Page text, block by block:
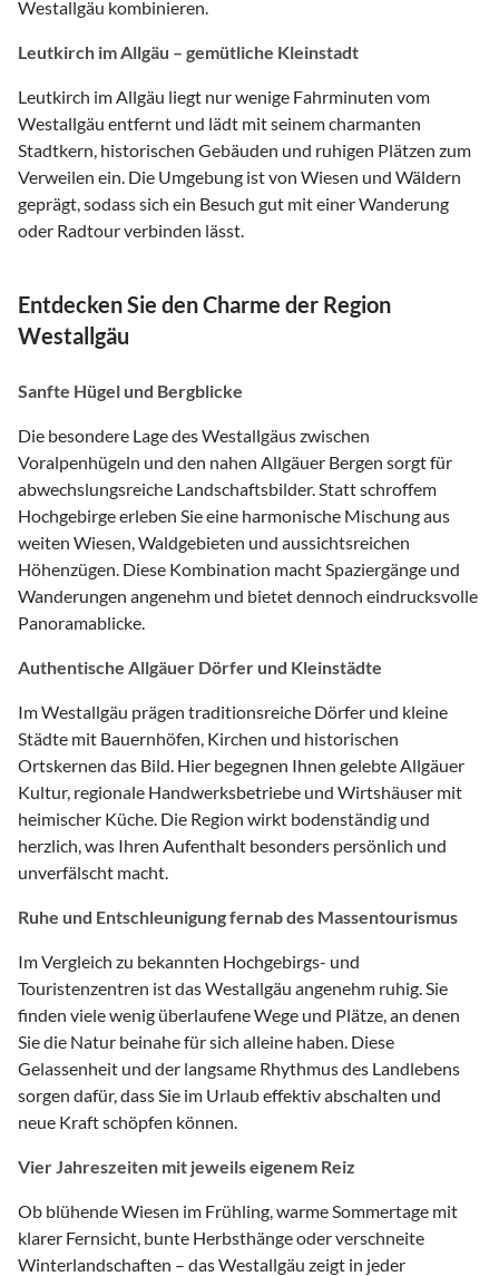
Westallgäu kombinieren.
Leutkirch im Allgäu – gemütliche Kleinstadt
Leutkirch im Allgäu liegt nur wenige Fahrminuten vom
Westallgäu entfernt und lädt mit seinem charmanten
Stadtkern, historischen Gebäuden und ruhigen Plätzen zum
Verweilen ein. Die Umgebung ist von Wiesen und Wäldern
geprägt, sodass sich ein Besuch gut mit einer Wanderung
oder Radtour verbinden lässt.
Entdecken Sie den Charme der Region
Westallgäu
Sanfte Hügel und Bergblicke
Die besondere Lage des Westallgäus zwischen
Voralpenhügeln und den nahen Allgäuer Bergen sorgt für
abwechslungsreiche Landschaftsbilder. Statt schroffem
Hochgebirge erleben Sie eine harmonische Mischung aus
weiten Wiesen, Waldgebieten und aussichtsreichen
Höhenzügen. Diese Kombination macht Spaziergänge und
Wanderungen angenehm und bietet dennoch eindrucksvolle
Panoramablicke.
Authentische Allgäuer Dörfer und Kleinstädte
Im Westallgäu prägen traditionsreiche Dörfer und kleine
Städte mit Bauernhöfen, Kirchen und historischen
Ortskernen das Bild. Hier begegnen Ihnen gelebte Allgäuer
Kultur, regionale Handwerksbetriebe und Wirtshäuser mit
heimischer Küche. Die Region wirkt bodenständig und
herzlich, was Ihren Aufenthalt besonders persönlich und
unverfälscht macht.
Ruhe und Entschleunigung fernab des Massentourismus
Im Vergleich zu bekannten Hochgebirgs- und
Touristenzentren ist das Westallgäu angenehm ruhig. Sie
finden viele wenig überlaufene Wege und Plätze, an denen
Sie die Natur beinahe für sich alleine haben. Diese
Gelassenheit und der langsame Rhythmus des Landlebens
sorgen dafür, dass Sie im Urlaub effektiv abschalten und
neue Kraft schöpfen können.
Vier Jahreszeiten mit jeweils eigenem Reiz
Ob blühende Wiesen im Frühling, warme Sommertage mit
klarer Fernsicht, bunte Herbsthänge oder verschneite
Winterlandschaften – das Westallgäu zeigt in jeder